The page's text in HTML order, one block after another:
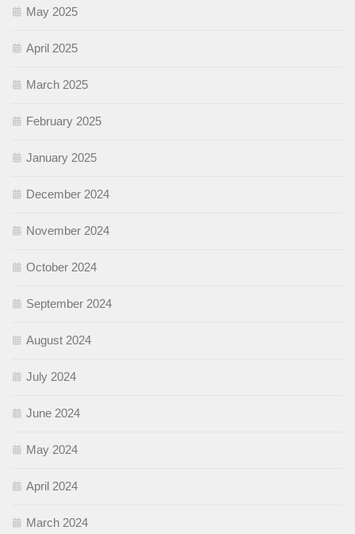
May 2025
April 2025
March 2025
February 2025
January 2025
December 2024
November 2024
October 2024
September 2024
August 2024
July 2024
June 2024
May 2024
April 2024
March 2024